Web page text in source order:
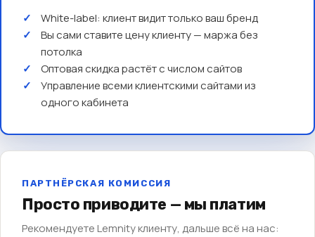
White-label: клиент видит только ваш бренд
Вы сами ставите цену клиенту — маржа без
потолка
Оптовая скидка растёт с числом сайтов
Управление всеми клиентскими сайтами из
одного кабинета
ПАРТНЁРСКАЯ КОМИССИЯ
Просто приводите — мы платим
Рекомендуете Lemnity клиенту, дальше всё на нас: